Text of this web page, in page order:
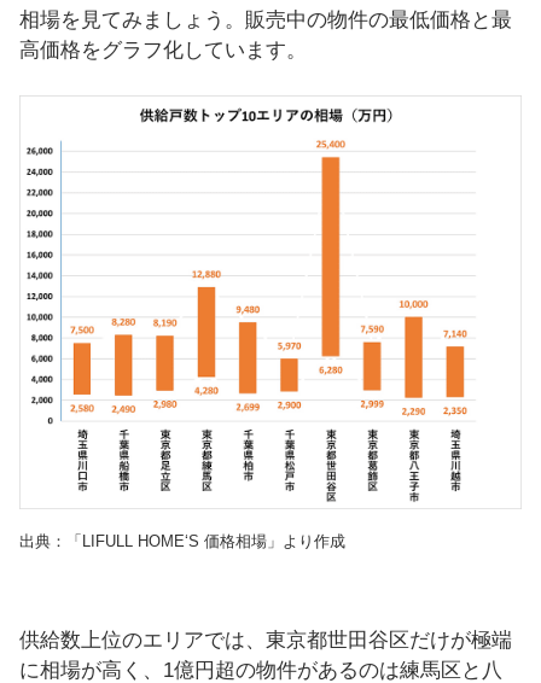
相場を見てみましょう。販売中の物件の最低価格と最
高価格をグラフ化しています。
出典：「LIFULL HOME‘S 価格相場」より作成
供給数上位のエリアでは、東京都世田谷区だけが極端
に相場が高く、1億円超の物件があるのは練馬区と八